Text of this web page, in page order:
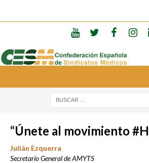
“Únete al movimiento
Julián Ezquerra
Secretario General de AMYTS